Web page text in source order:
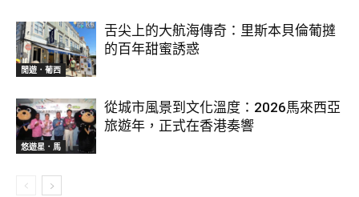
閒遊．葡西
舌尖上的大航海傳奇：里斯本貝倫葡撻
的百年甜蜜誘惑
悠遊星．馬
從城市風景到文化溫度：2026馬來西亞
旅遊年，正式在香港奏響